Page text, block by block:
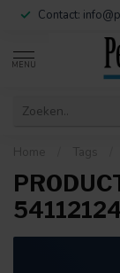
Contact:
MENU
Home Tags